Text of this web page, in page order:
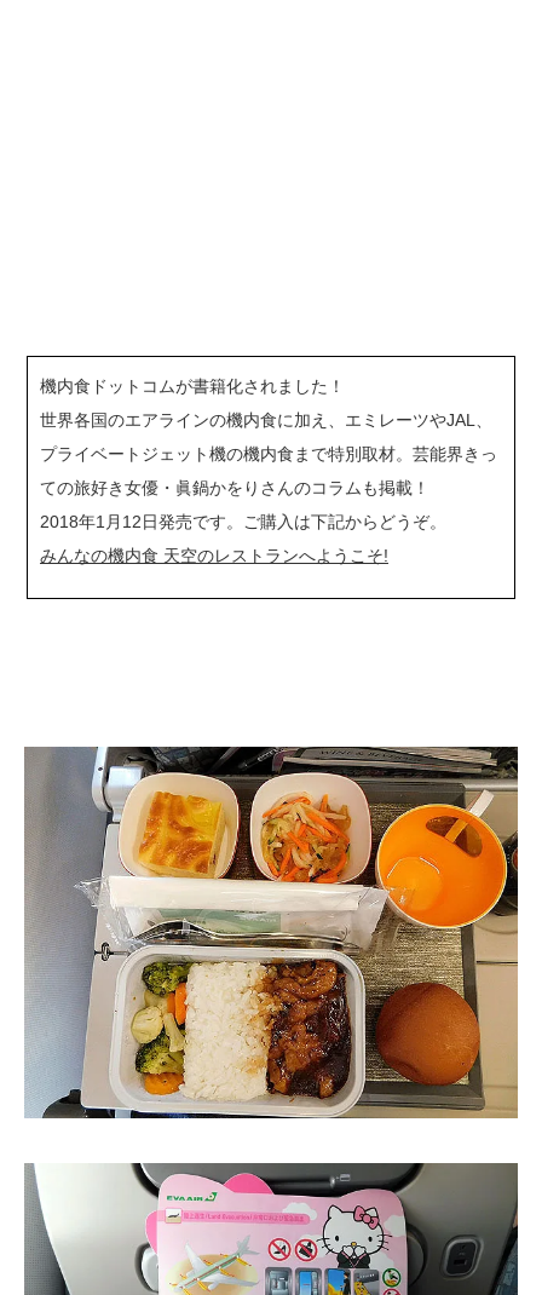
機内食ドットコムが書籍化されました！
世界各国のエアラインの機内食に加え、エミレーツやJAL、
プライベートジェット機の機内食まで特別取材。芸能界きっ
ての旅好き女優・眞鍋かをりさんのコラムも掲載！
2018年1月12日発売です。ご購入は下記からどうぞ。
みんなの機内食 天空のレストランへようこそ!